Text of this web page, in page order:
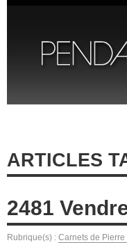
ARTICLES
2481
Rubrique(s) : Carnets de